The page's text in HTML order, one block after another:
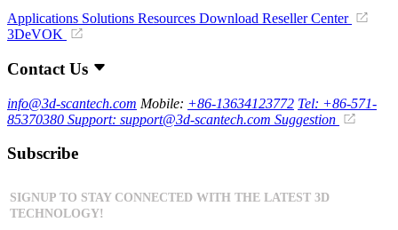
Applications Solutions Resources Download Reseller Center
3DeVOK
Contact Us
info@3d-scantech.com Mobile: +86-13634123772 Tel: +86-571-
85370380 Support: support@3d-scantech.com Suggestion
Subscribe